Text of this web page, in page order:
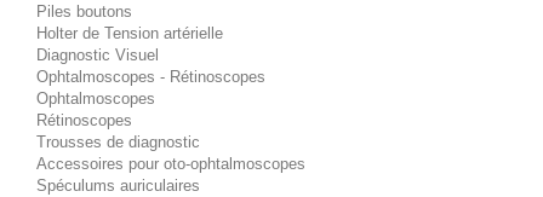
Piles boutons
Holter de Tension artérielle
Diagnostic Visuel
Ophtalmoscopes - Rétinoscopes
Ophtalmoscopes
Rétinoscopes
Trousses de diagnostic
Accessoires pour oto-ophtalmoscopes
Spéculums auriculaires